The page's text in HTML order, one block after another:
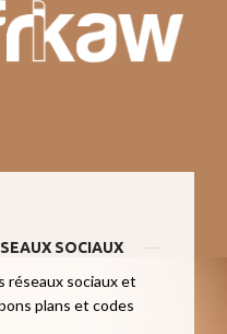
SOCIAUX
réseaux sociaux et
plans et codes